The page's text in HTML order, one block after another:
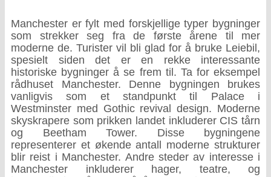
Manchester er fylt med forskjellige typer bygninger
som strekker seg fra de første årene til mer
moderne de. Turister vil bli glad for å bruke Leiebil,
spesielt siden det er en rekke interessante
historiske bygninger å se frem til. Ta for eksempel
rådhuset Manchester. Denne bygningen brukes
vanligvis som et standpunkt til Palace i
Westminster med Gothic revival design. Moderne
skyskrapere som prikken landet inkluderer CIS tårn
og Beetham Tower. Disse bygningene
representerer et økende antall moderne strukturer
blir reist i Manchester. Andre steder av interesse i
Manchester inkluderer hager, teatre, og